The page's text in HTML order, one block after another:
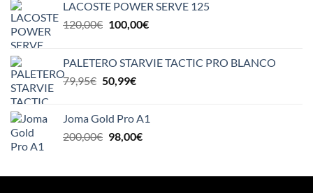
LACOSTE POWER SERVE 125
120,00€ El
era:
120,00€.
100,00€El
es:
PALETERO STARVIE TACTIC PRO BLANCO
79,95€ El
era:
79,95€.
50,99€El
es:
50,99€.
Joma Gold Pro A1
200,00€ El
era:
98,00€El
es: